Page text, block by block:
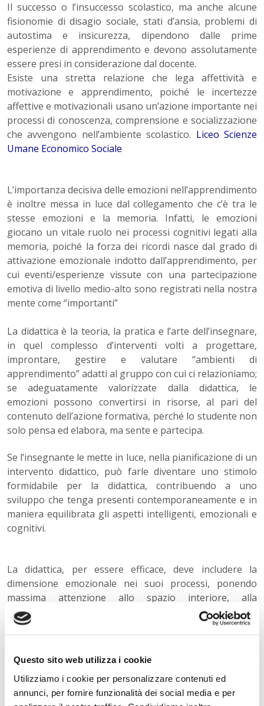
Questo sito web utilizza i cookie
Utilizziamo i cookie per personalizzare contenuti ed
annunci, per fornire funzionalità dei social media e per
Il successo o l’insuccesso scolastico, ma anche alcune
fisionomie di disagio sociale, stati d’ansia, problemi di
autostima e insicurezza, dipendono dalle prime
esperienze di apprendimento e devono assolutamente
essere presi in considerazione dal docente.
Esiste una stretta relazione che lega affettività e
motivazione e apprendimento, poiché le incertezze
affettive e motivazionali usano un’azione importante nei
processi di conoscenza, comprensione e socializzazione
che avvengono nell’ambiente scolastico. Liceo Scienze
Umane Economico Sociale
L’importanza decisiva delle emozioni nell’apprendimento
è inoltre messa in luce dal collegamento che c’è tra le
stesse emozioni e la memoria. Infatti, le emozioni
giocano un vitale ruolo nei processi cognitivi legati alla
memoria, poiché la forza dei ricordi nasce dal grado di
attivazione emozionale indotto dall’apprendimento, per
cui eventi/esperienze vissute con una partecipazione
emotiva di livello medio-alto sono registrati nella nostra
mente come “importanti”
La didattica è la teoria, la pratica e l’arte dell’insegnare,
in quel complesso d’interventi volti a progettare,
improntare, gestire e valutare “ambienti di
apprendimento” adatti al gruppo con cui ci relazioniamo;
se adeguatamente valorizzate dalla didattica, le
emozioni possono convertirsi in risorse, al pari del
contenuto dell’azione formativa, perché lo studente non
solo pensa ed elabora, ma sente e partecipa.
Se l’insegnante le mette in luce, nella pianificazione di un
intervento didattico, può farle diventare uno stimolo
formidabile per la didattica, contribuendo a uno
sviluppo che tenga presenti contemporaneamente e in
maniera equilibrata gli aspetti intelligenti, emozionali e
cognitivi.
La didattica, per essere efficace, deve includere la
dimensione emozionale nei suoi processi, ponendo
massima attenzione allo spazio interiore, alla
valorizzazione di ogni forma di diversità e alla
formazione di essere umani completi in un clima di
Lasciare fuori dalla formazione le emozioni,
significherebbe svuotare la classe e renderla un luogo
asettico e freddo, in cui le relazioni diventano